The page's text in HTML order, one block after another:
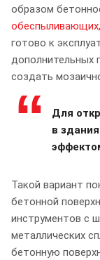
образом
готово к
дополнительных
создать
Для
в
Такой вариант
бетонной
инструментов с
металлических
бетонную